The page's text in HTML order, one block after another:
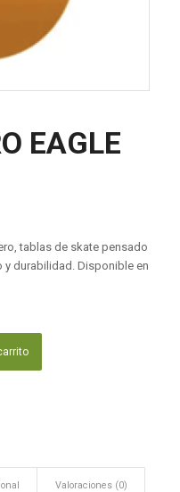
EAGLE
tablas de skate pensado
durabilidad. Disponible en
Valoraciones (0)